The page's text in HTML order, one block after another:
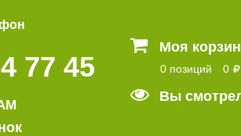
77 45
Моя
0 позиций 0
Вы